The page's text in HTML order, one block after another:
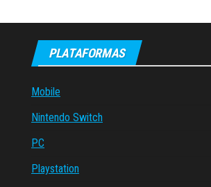
PLATAFORMAS
Mobile
Nintendo Switch
PC
Playstation